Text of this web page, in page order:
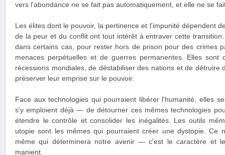
vers l'abondance ne se fait pas automatiquement, et elle ne se
Les élites dont le pouvoir, la pertinence et l'impunité dépendent
de la peur et du conflit ont tout intérêt à entraver cette
dans certains cas, pour rester hors de prison pour des crimes
menaces perpétuelles et de guerres permanentes. Elles sont
récessions mondiales, de déstabiliser des nations et de détruire
préserver leur emprise sur le pouvoir.
Face aux technologies qui pourraient libérer l'humanité, elles
s'y emploient déjà — de détourner ces mêmes technologies
étendre le contrôle et consolider les inégalités. Les outils
utopie sont les mêmes qui pourraient créer une dystopie. Ce
même qui déterminera notre avenir — c'est le caractère et
manient.